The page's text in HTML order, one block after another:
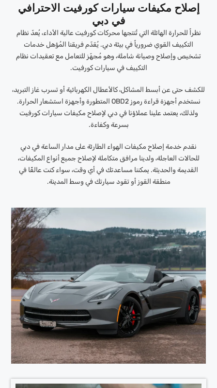
إصلاح مكيفات سيارات كورفيت الاحترافي
في دبي
نظراً للحرارة الهائلة التي تُنتجها محركات كورفيت عالية الأداء، يُعدّ نظام
التكييف القوي ضرورياً في بيئة دبي. يُقدّم فريقنا المُؤهل خدمات
تشخيص وإصلاح وصيانة شاملة، وهو مُجهّز للتعامل مع تعقيدات نظام
التكييف في سيارات كورفيت.
للكشف حتى عن أبسط المشاكل، كالأعطال الكهربائية أو تسرب غاز التبريد،
نستخدم أجهزة قراءة رموز OBD2 المتطورة وأجهزة استشعار الحرارة.
ولذلك، يعتمد علينا عملاؤنا في دبي لإصلاح مكيفات سيارات كورفيت
بسرعة وكفاءة.
نقدم خدمة إصلاح مكيفات الهواء الطارئة على مدار الساعة في دبي
للحالات العاجلة، ولدينا مرافق متكاملة لإصلاح جميع أنواع المكيفات،
القديمة والحديثة. يمكننا مساعدتك في أي وقت، سواء كنت عالقًا في
منطقة القوز أو تقود سيارتك في وسط المدينة.